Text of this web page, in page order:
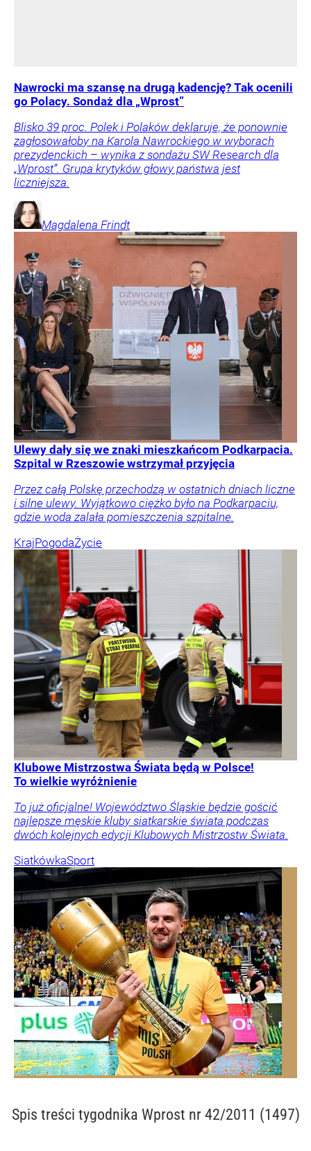
Nawrocki ma szansę na drugą kadencję? Tak ocenili
go Polacy. Sondaż dla „Wprost”
Blisko 39 proc. Polek i Polaków deklaruje, że ponownie
zagłosowałoby na Karola Nawrockiego w wyborach
prezydenckich – wynika z sondażu SW Research dla
„Wprost”. Grupa krytyków głowy państwa jest
liczniejsza.
Magdalena Frindt
Ulewy dały się we znaki mieszkańcom Podkarpacia.
Szpital w Rzeszowie wstrzymał przyjęcia
Przez całą Polskę przechodzą w ostatnich dniach liczne
i silne ulewy. Wyjątkowo ciężko było na Podkarpaciu,
gdzie woda zalała pomieszczenia szpitalne.
KrajPogodaŻycie
Klubowe Mistrzostwa Świata będą w Polsce!
To wielkie wyróżnienie
To już oficjalne! Województwo Śląskie będzie gościć
najlepsze męskie kluby siatkarskie świata podczas
dwóch kolejnych edycji Klubowych Mistrzostw Świata.
SiatkówkaSport
Spis treści tygodnika Wprost nr 42/2011 (1497)